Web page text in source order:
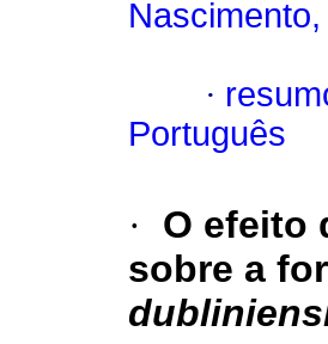
·
Português
·
O efeito
sobre a